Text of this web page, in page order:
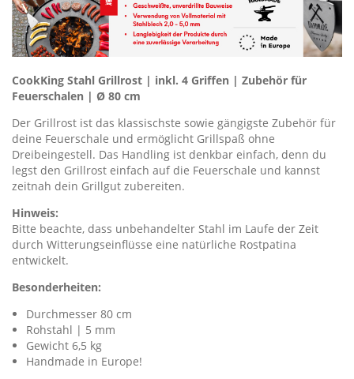
CookKing Stahl Grillrost | inkl. 4 Griffen | Zubehör für
Feuerschalen | Ø 80 cm
Der Grillrost ist das klassischste sowie gängigste Zubehör für
deine Feuerschale und ermöglicht Grillspaß ohne
Dreibeingestell. Das Handling ist denkbar einfach, denn du
legst den Grillrost einfach auf die Feuerschale und kannst
zeitnah dein Grillgut zubereiten.
Hinweis:
Bitte beachte, dass unbehandelter Stahl im Laufe der Zeit
durch Witterungseinflüsse eine natürliche Rostpatina
entwickelt.
Besonderheiten:
Durchmesser 80 cm
Rohstahl | 5 mm
Gewicht 6,5 kg
Handmade in Europe!